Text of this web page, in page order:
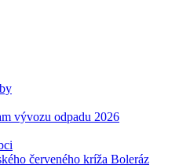
vývozu odpadu 2026
červeného kríža Boleráz